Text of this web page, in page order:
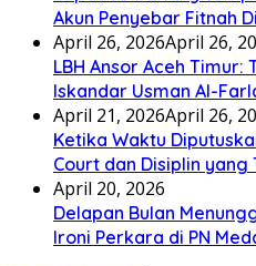
Akun Penyebar Fitnah
April 26, 2026April 26,
LBH Ansor Aceh Timur:
Iskandar Usman Al-
April 21, 2026April 26,
Ketika Waktu
Court dan Disiplin yang
April 20, 2026
Delapan Bulan
Ironi Perkara di PN